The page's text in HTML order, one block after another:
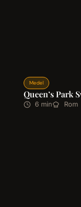
Medel
Queen’s Park
6 min Rom